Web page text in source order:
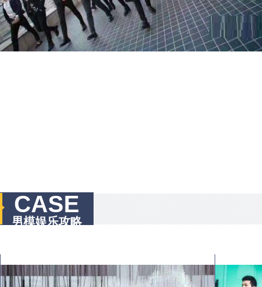
CASE
男模娱乐攻略